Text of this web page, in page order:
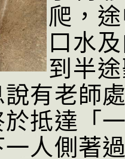
爬，
口水
到半
有老師
於抵達「
一人側著